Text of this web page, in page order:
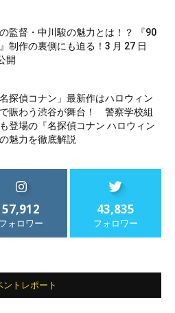
監督・中川駿の魅力とは！？ 『90
制作の裏側にも迫る！3 月 27 日
開
探偵コナン」最新作はハロウィン
賑わう渋谷が舞台！ 警察学校組
登場の『名探偵コナン ハロウィン
魅力を徹底解説
57,912
フォロワー
43,835
フォロワー
ントレポート